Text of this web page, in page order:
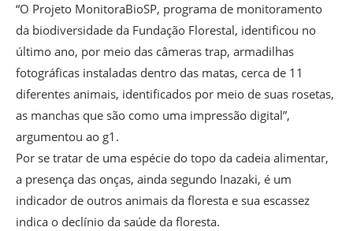
“O Projeto MonitoraBioSP, programa de monitoramento
da biodiversidade da Fundação Florestal, identificou no
último ano, por meio das câmeras trap, armadilhas
fotográficas instaladas dentro das matas, cerca de 11
diferentes animais, identificados por meio de suas rosetas,
as manchas que são como uma impressão digital”,
argumentou ao g1.
Por se tratar de uma espécie do topo da cadeia alimentar,
a presença das onças, ainda segundo Inazaki, é um
indicador de outros animais da floresta e sua escassez
indica o declínio da saúde da floresta.